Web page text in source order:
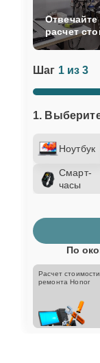
Шаг 1 из 3
1.
Ноутбук
Смарт-
часы
расчет
По
Расчет стоимости
ремонта Honor